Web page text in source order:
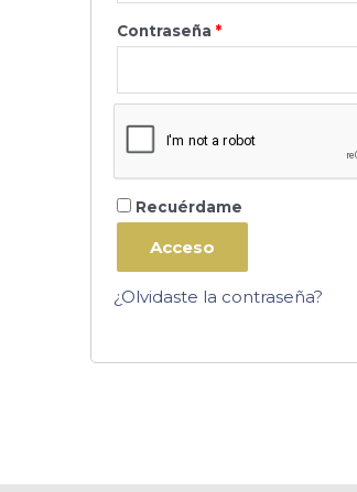
Contraseña *
Recuérdame
Acceso
¿Olvidaste la contraseña?